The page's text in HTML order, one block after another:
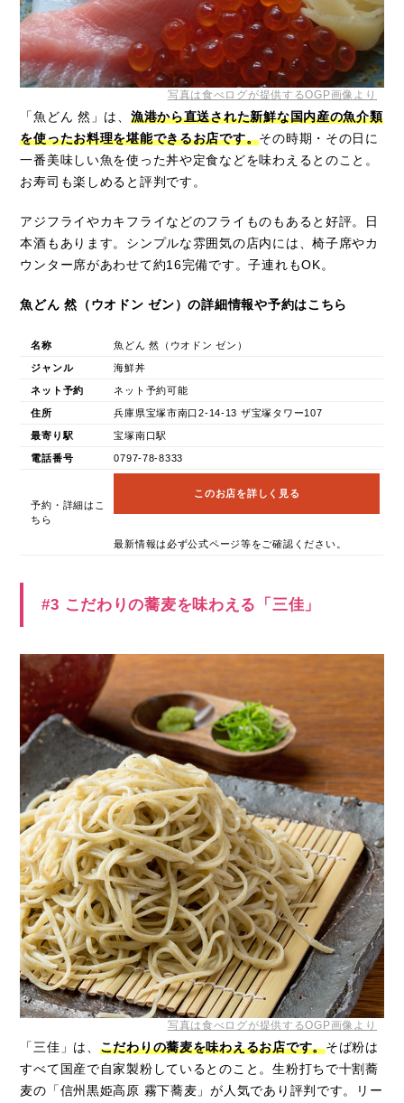
写真は食べログが提供するOGP画像より
「魚どん 然」は、 漁港から直送された新鮮な国内産の魚介類
を使ったお料理を堪能できるお店です。その時期・その日に
一番美味しい魚を使った丼や定食などを味わえるとのこと。
お寿司も楽しめると評判です。
アジフライやカキフライなどのフライものもあると好評。日
本酒もあります。シンプルな雰囲気の店内には、椅子席やカ
ウンター席があわせて約16完備です。子連れもOK。
魚どん 然（ウオドン ゼン）の詳細情報や予約はこちら
名称 魚どん 然（ウオドン ゼン）
ジャンル 海鮮丼
ネット予約 ネット予約可能
住所 兵庫県宝塚市南口2-14-13 ザ宝塚タワー107
最寄り駅 宝塚南口駅
電話番号 0797-78-8333
予約・詳細はこ
ちら
このお店を詳しく見る
最新情報は必ず公式ページ等をご確認ください。
#3 こだわりの蕎麦を味わえる「三佳」
写真は食べログが提供するOGP画像より
「三佳」は、 こだわりの蕎麦を味わえるお店です。そば粉は
すべて国産で自家製粉しているとのこと。生粉打ちで十割蕎
麦の「信州黒姫高原 霧下蕎麦」が人気であり評判です。リー